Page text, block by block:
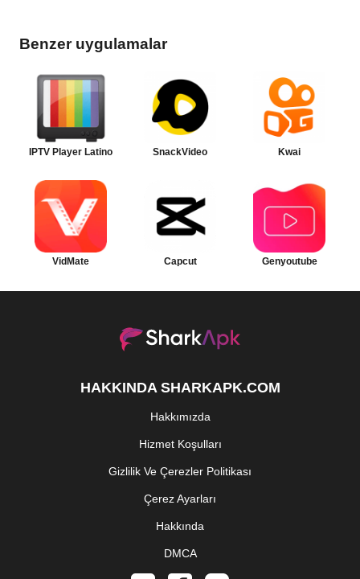
Benzer uygulamalar
IPTV Player Latino SnackVideo Kwai
VidMate Capcut Genyoutube
HAKKINDA SHARKAPK.COM
Hakkımızda
Hizmet Koşulları
Gizlilik Ve Çerezler Politikası
Çerez Ayarları
Hakkında
DMCA